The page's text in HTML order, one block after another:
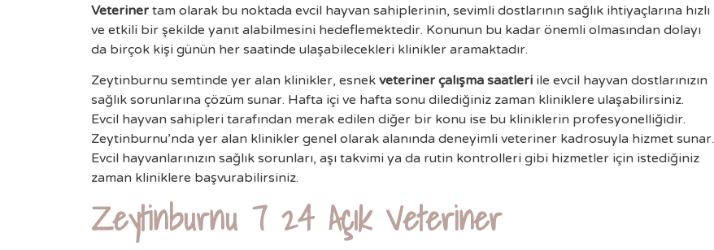
Veteriner tam olarak bu noktada evcil hayvan sahiplerinin, sevimli dostlarının sağlık ihtiyaçlarına hızlı
ve etkili bir şekilde yanıt alabilmesini hedeflemektedir. Konunun bu kadar önemli olmasından dolayı
da birçok kişi günün her saatinde ulaşabilecekleri klinikler aramaktadır.
Zeytinburnu semtinde yer alan klinikler, esnek veteriner çalışma saatleri ile evcil hayvan dostlarınızın
sağlık sorunlarına çözüm sunar. Hafta içi ve hafta sonu dilediğiniz zaman kliniklere ulaşabilirsiniz.
Evcil hayvan sahipleri tarafından merak edilen diğer bir konu ise bu kliniklerin profesyonelliğidir.
Zeytinburnu’nda yer alan klinikler genel olarak alanında deneyimli veteriner kadrosuyla hizmet sunar.
Evcil hayvanlarınızın sağlık sorunları, aşı takvimi ya da rutin kontrolleri gibi hizmetler için istediğiniz
zaman kliniklere başvurabilirsiniz.
Zeytinburnu 7 24 Açık Veteriner